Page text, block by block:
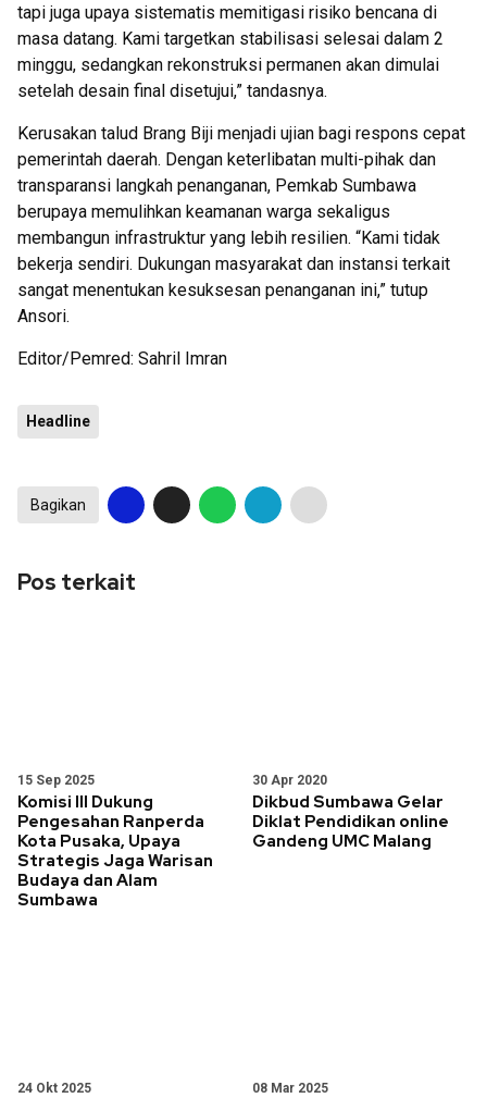
tapi juga upaya sistematis memitigasi risiko bencana di
masa datang. Kami targetkan stabilisasi selesai dalam 2
minggu, sedangkan rekonstruksi permanen akan dimulai
setelah desain final disetujui,” tandasnya.
Kerusakan talud Brang Biji menjadi ujian bagi respons cepat
pemerintah daerah. Dengan keterlibatan multi-pihak dan
transparansi langkah penanganan, Pemkab Sumbawa
berupaya memulihkan keamanan warga sekaligus
membangun infrastruktur yang lebih resilien. “Kami tidak
bekerja sendiri. Dukungan masyarakat dan instansi terkait
sangat menentukan kesuksesan penanganan ini,” tutup
Ansori.
Editor/Pemred: Sahril Imran
Headline
Bagikan
Pos terkait
15 Sep 2025
Komisi III Dukung
Pengesahan Ranperda
Kota Pusaka, Upaya
Strategis Jaga Warisan
Budaya dan Alam
Sumbawa
30 Apr 2020
Dikbud Sumbawa Gelar
Diklat Pendidikan online
Gandeng UMC Malang
24 Okt 2025 08 Mar 2025